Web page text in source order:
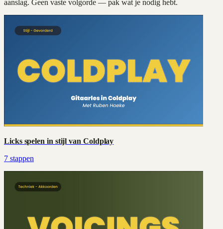
aanslag. Geen vaste volgorde — pak wat je nodig hebt.
Licks spelen in stijl van Coldplay
7 stappen